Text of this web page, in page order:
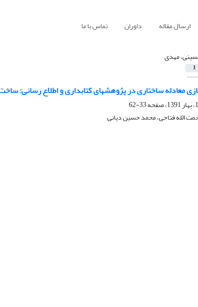
ارسال مقاله داوران تماس با ما
مهدی
1
معادله ساختاری در پژوهشهای کتابداری و اطلاع رسانی:
33-62
الله فتاحی، محمد حسین دیانی